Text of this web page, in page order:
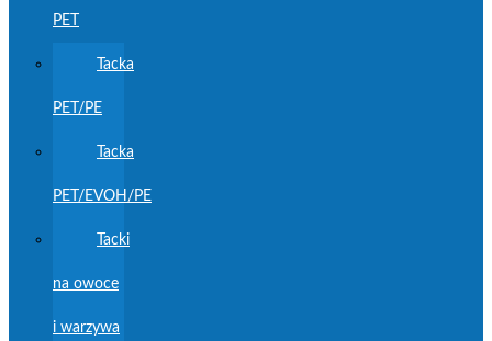
PET
Tacka
PET/PE
Tacka
PET/EVOH/PE
Tacki
na owoce
i warzywa